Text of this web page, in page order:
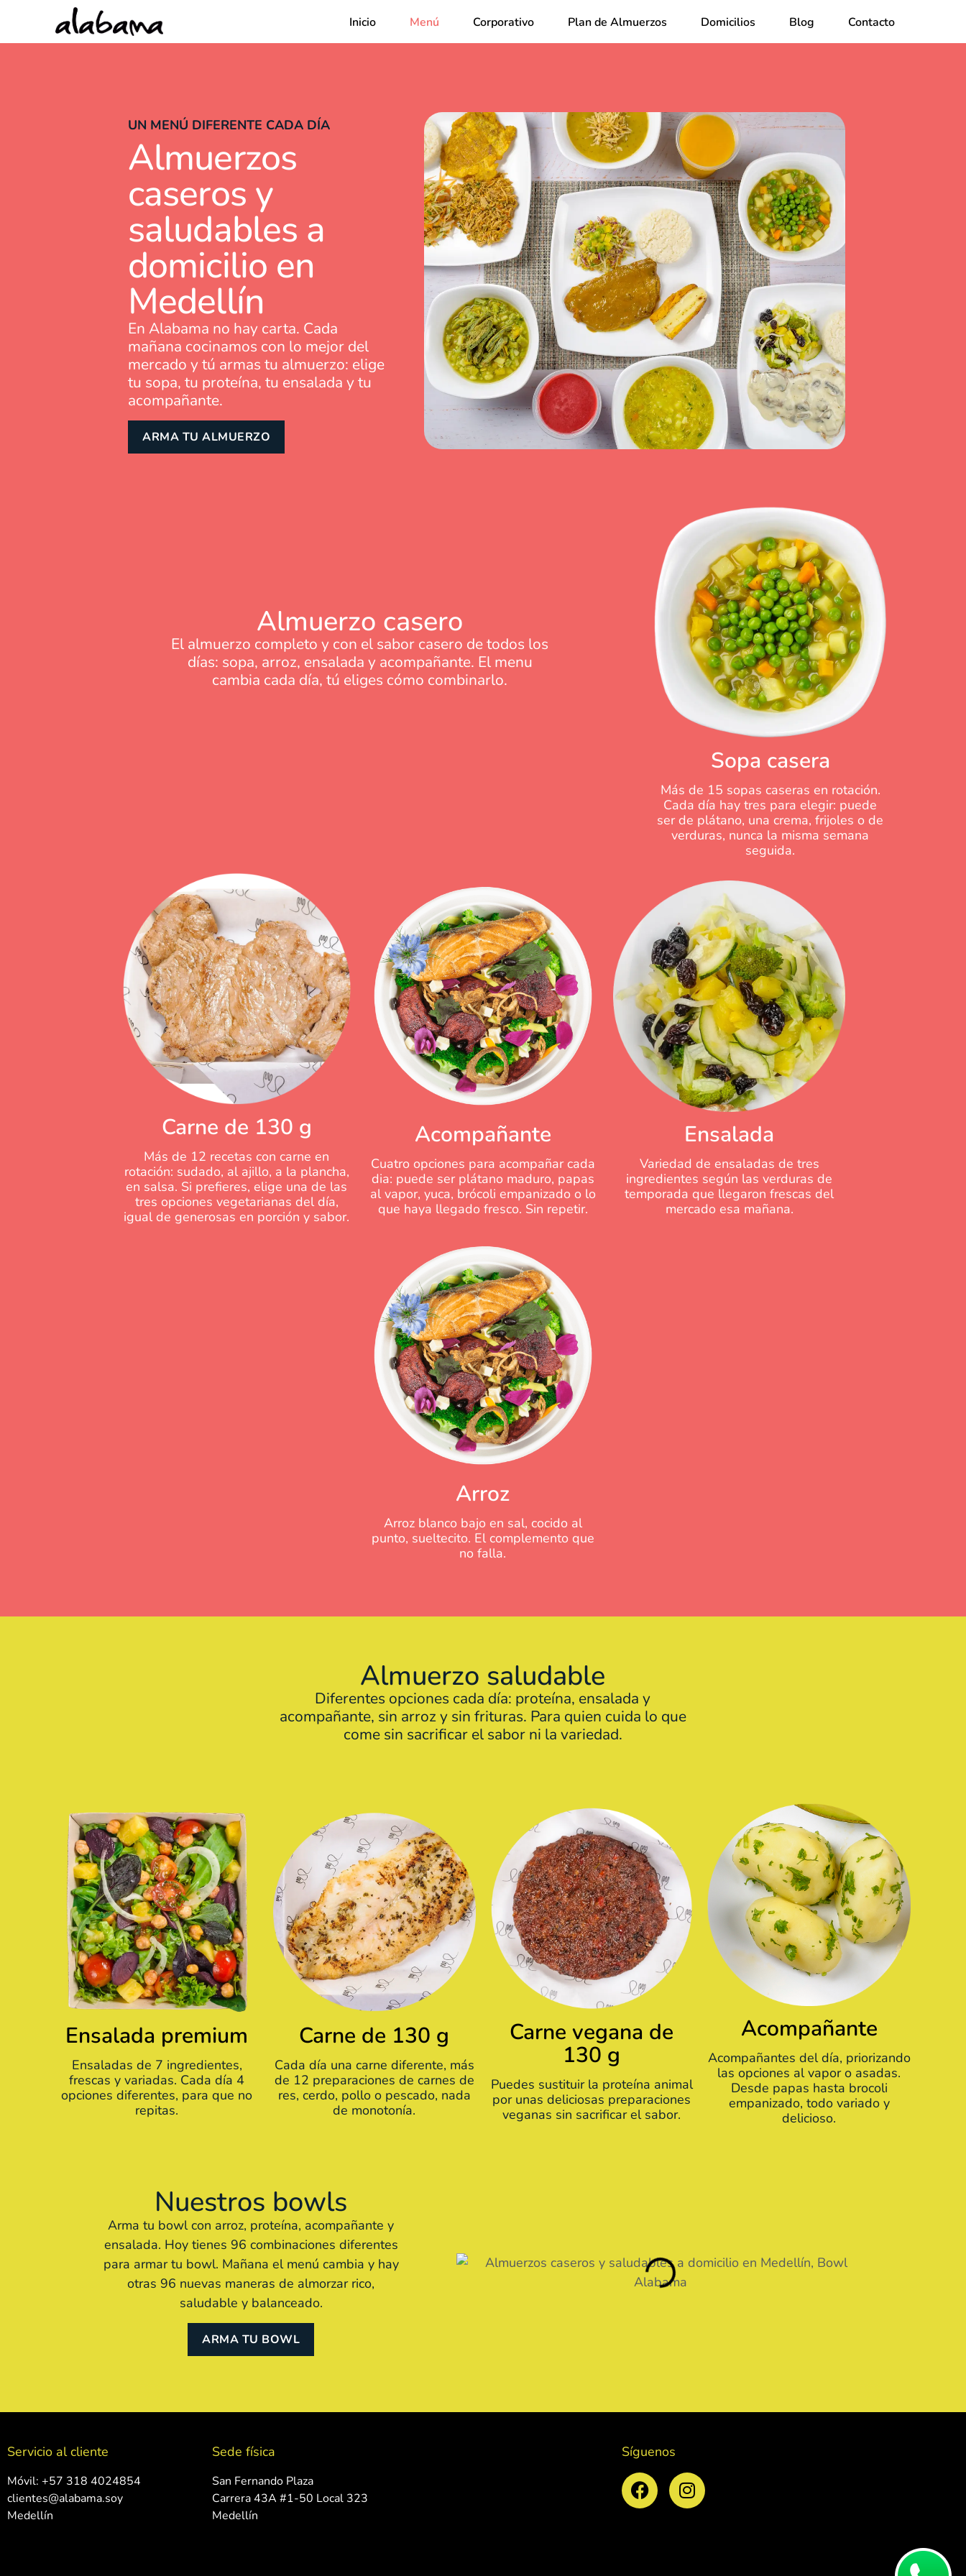
Inicio Menú Corporativo Plan de Almuerzos Domicilios Blog Contacto
UN MENÚ DIFERENTE CADA DÍA
Almuerzos
caseros y
saludables a
domicilio en
Medellín
En Alabama no hay carta. Cada
mañana cocinamos con lo mejor del
mercado y tú armas tu almuerzo: elige
tu sopa, tu proteína, tu ensalada y tu
acompañante.
ARMA TU ALMUERZO
Sopa casera
Más de 15 sopas caseras en rotación.
Cada día hay tres para elegir: puede
ser de plátano, una crema, frijoles o de
verduras, nunca la misma semana
seguida.
Carne de 130 g
Más de 12 recetas con carne en
rotación: sudado, al ajillo, a la plancha,
en salsa. Si prefieres, elige una de las
tres opciones vegetarianas del día,
igual de generosas en porción y sabor.
Acompañante
Cuatro opciones para acompañar cada
dia: puede ser plátano maduro, papas
al vapor, yuca, brócoli empanizado o lo
que haya llegado fresco. Sin repetir.
Ensalada
Variedad de ensaladas de tres
ingredientes según las verduras de
temporada que llegaron frescas del
mercado esa mañana.
Arroz
Arroz blanco bajo en sal, cocido al
punto, sueltecito. El complemento que
no falla.
Almuerzo casero
El almuerzo completo y con el sabor casero de todos los
días: sopa, arroz, ensalada y acompañante. El menu
cambia cada día, tú eliges cómo combinarlo.
Ensalada premium
Ensaladas de 7 ingredientes,
frescas y variadas. Cada día 4
opciones diferentes, para que no
repitas.
Carne de 130 g
Cada día una carne diferente, más
de 12 preparaciones de carnes de
res, cerdo, pollo o pescado, nada
de monotonía.
Carne vegana de
130 g
Puedes sustituir la proteína animal
por unas deliciosas preparaciones
veganas sin sacrificar el sabor.
Acompañante
Acompañantes del día, priorizando
las opciones al vapor o asadas.
Desde papas hasta brocoli
empanizado, todo variado y
delicioso.
Almuerzo saludable
Diferentes opciones cada día: proteína, ensalada y
acompañante, sin arroz y sin frituras. Para quien cuida lo que
come sin sacrificar el sabor ni la variedad.
Nuestros bowls
Arma tu bowl con arroz, proteína, acompañante y
ensalada. Hoy tienes 96 combinaciones diferentes
para armar tu bowl. Mañana el menú cambia y hay
otras 96 nuevas maneras de almorzar rico,
saludable y balanceado.
ARMA TU BOWL
Servicio al cliente
Móvil: +57 318 4024854
clientes@alabama.soy
Medellín
Sede física
San Fernando Plaza
Carrera 43A #1-50 Local 323
Medellín
Síguenos